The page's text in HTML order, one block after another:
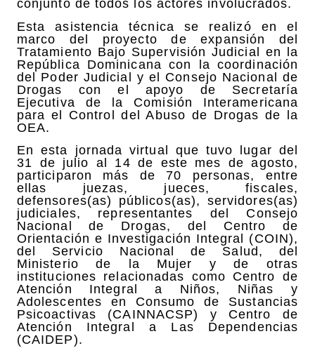
conjunto de todos los actores involucrados.
Esta asistencia técnica se realizó en el
marco del proyecto de expansión del
Tratamiento Bajo Supervisión Judicial en la
República Dominicana con la coordinación
del Poder Judicial y el Consejo Nacional de
Drogas con el apoyo de Secretaría
Ejecutiva de la Comisión Interamericana
para el Control del Abuso de Drogas de la
OEA.
En esta jornada virtual que tuvo lugar del
31 de julio al 14 de este mes de agosto,
participaron más de 70 personas, entre
ellas juezas, jueces, fiscales,
defensores(as) públicos(as), servidores(as)
judiciales, representantes del Consejo
Nacional de Drogas, del Centro de
Orientación e Investigación Integral (COIN),
del Servicio Nacional de Salud, del
Ministerio de la Mujer y de otras
instituciones relacionadas como Centro de
Atención Integral a Niños, Niñas y
Adolescentes en Consumo de Sustancias
Psicoactivas (CAINNACSP) y Centro de
Atención Integral a Las Dependencias
(CAIDEP).